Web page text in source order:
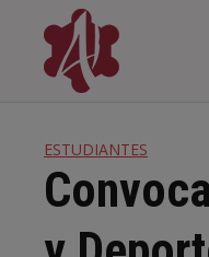
content
ESTUDIANTES